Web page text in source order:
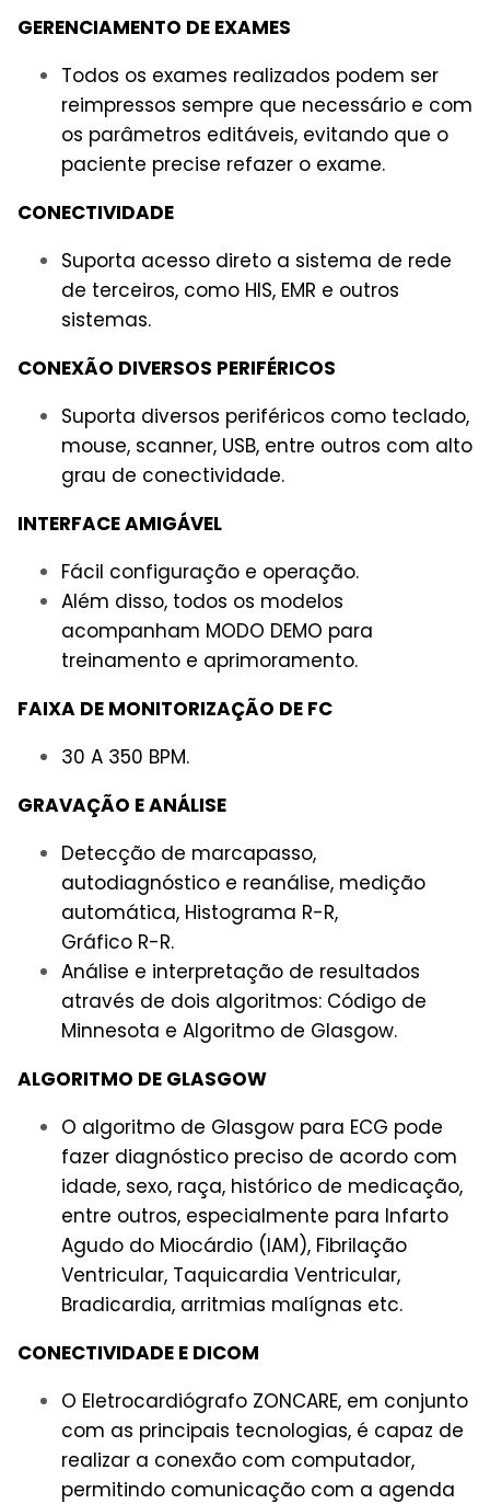
GERENCIAMENTO DE EXAMES
Todos os exames realizados podem ser
reimpressos sempre que necessário e com
os parâmetros editáveis, evitando que o
paciente precise refazer o exame.
CONECTIVIDADE
Suporta acesso direto a sistema de rede
de terceiros, como HIS, EMR e outros
sistemas.
CONEXÃO DIVERSOS PERIFÉRICOS
Suporta diversos periféricos como teclado,
mouse, scanner, USB, entre outros com alto
grau de conectividade.
INTERFACE AMIGÁVEL
Fácil configuração e operação.
Além disso, todos os modelos
acompanham MODO DEMO para
treinamento e aprimoramento.
FAIXA DE MONITORIZAÇÃO DE FC
30 A 350 BPM.
GRAVAÇÃO E ANÁLISE
Detecção de marcapasso,
autodiagnóstico e reanálise, medição
automática, Histograma R-R,
Gráfico R-R.
Análise e interpretação de resultados
através de dois algoritmos: Código de
Minnesota e Algoritmo de Glasgow.
ALGORITMO DE GLASGOW
O algoritmo de Glasgow para ECG pode
fazer diagnóstico preciso de acordo com
idade, sexo, raça, histórico de medicação,
entre outros, especialmente para Infarto
Agudo do Miocárdio (IAM), Fibrilação
Ventricular, Taquicardia Ventricular,
Bradicardia, arritmias malígnas etc.
CONECTIVIDADE E DICOM
O Eletrocardiógrafo ZONCARE, em conjunto
com as principais tecnologias, é capaz de
realizar a conexão com computador,
permitindo comunicação com a agenda